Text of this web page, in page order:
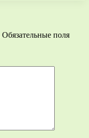
Обязательные поля